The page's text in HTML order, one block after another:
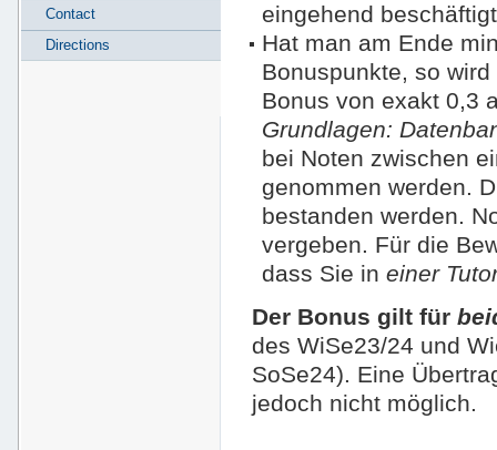
eingehend
Hat man am Ende
Bonuspunkte, so
Bonus von exakt 0,3
Grundlagen:
bei Noten zwischen
genommen werden.
bestanden werden.
vergeben. Für die
dass Sie ineiner
Der Bonus gilt für
des WiSe23/24 und
SoSe24). Eine
jedoch nicht möglich.
Contact
Directions